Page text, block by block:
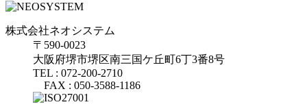
株式会社ネオシステム
〒590-0023
大阪府堺市堺区南三国ケ丘町6丁3番8号
TEL : 072-200-2710
FAX : 050-3588-1186